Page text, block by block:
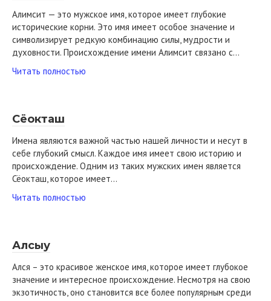
Алимсит — это мужское имя, которое имеет глубокие
исторические корни. Это имя имеет особое значение и
символизирует редкую комбинацию силы, мудрости и
духовности. Происхождение имени Алимсит связано с…
Читать полностью
Сёокташ
Имена являются важной частью нашей личности и несут в
себе глубокий смысл. Каждое имя имеет свою историю и
происхождение. Одним из таких мужских имен является
Сёокташ, которое имеет…
Читать полностью
Алсыу
Ался – это красивое женское имя, которое имеет глубокое
значение и интересное происхождение. Несмотря на свою
экзотичность, оно становится все более популярным среди